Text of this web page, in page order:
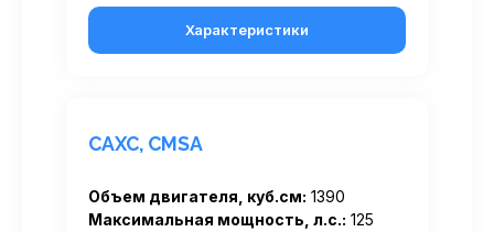
Характеристики
CAXC, CMSA
Объем двигателя, куб.см: 1390
Максимальная мощность, л.с.: 125